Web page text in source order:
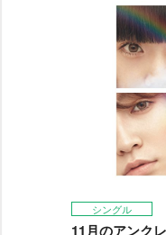
シングル
11月のアンク